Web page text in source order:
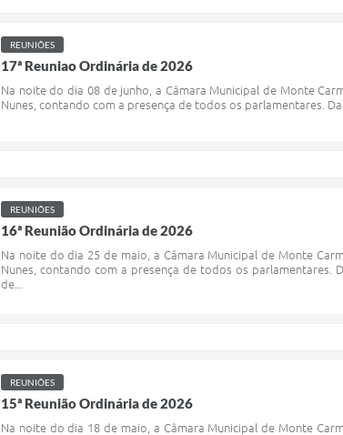
REUNIÕES
17ª Reuniao Ordinária de 2026
Na noite do dia 08 de junho, a Câmara Municipal de Monte
Nunes, contando com a presença de todos os parlamentares.
REUNIÕES
16ª Reunião Ordinária de 2026
Na noite do dia 25 de maio, a Câmara Municipal de Monte
Nunes, contando com a presença de todos os
de...
REUNIÕES
15ª Reunião Ordinária de 2026
Na noite do dia 18 de maio, a Câmara Municipal de Monte